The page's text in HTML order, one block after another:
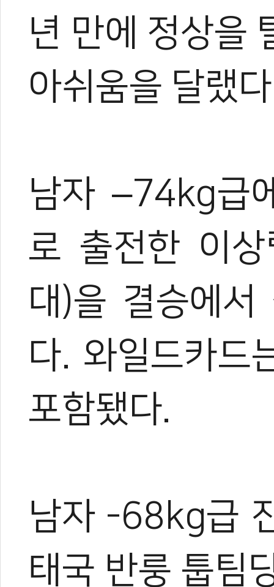
년 만에 정상을
아쉬움을 달랬
남자 –74kg급
로 출전한 이상
대)을 결승에
다. 와일드카드
포함됐다.
남자 -68kg급
태국 반룽 툽
올림픽 태권도
조정원 WT 총